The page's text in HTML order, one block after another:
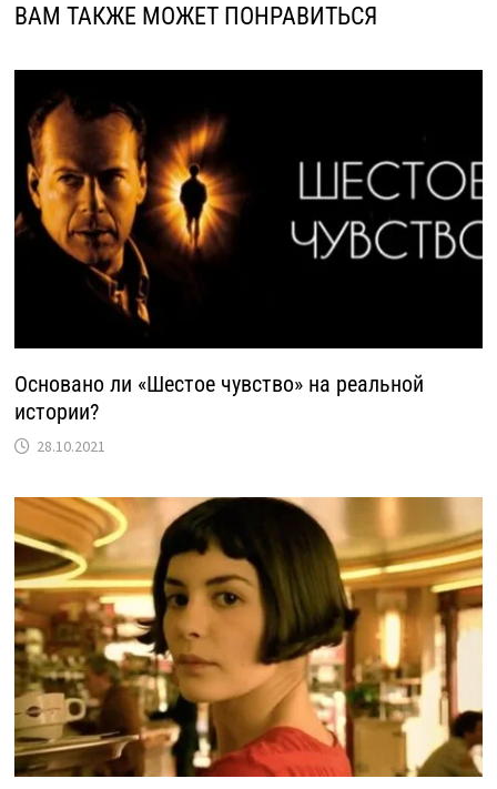
ВАМ ТАКЖЕ МОЖЕТ ПОНРАВИТЬСЯ
Основано ли «Шестое чувство» на реальной
истории?
28.10.2021